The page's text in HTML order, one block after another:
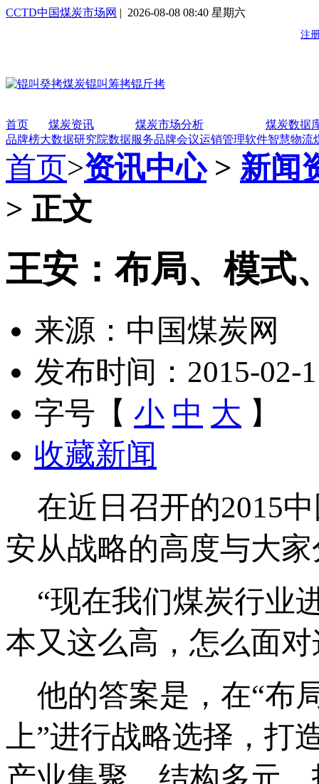
CCTD中国煤炭市场网 | 2026-08-08 08:40 星期六
首页 煤炭资讯 煤炭市场分析
煤炭数据
品牌榜大数据研究院数据服务品牌会议运销管理软件智慧物流
首页>资讯中心> 新闻
> 正文
王安：布局、模式
来源：中国煤炭网
发布时间：2015-02-
字号【 小 中 大 】
收藏新闻
在近日召开的2015
安从战略的高度与大
“现在我们煤炭行业
本又这么高，怎么面
他的答案是，在“布
上”进行战略选择，